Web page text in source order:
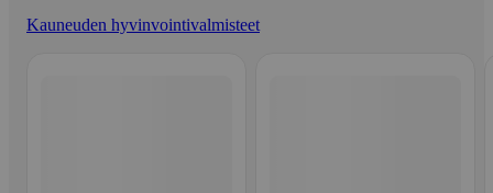
Kauneuden hyvinvointivalmisteet